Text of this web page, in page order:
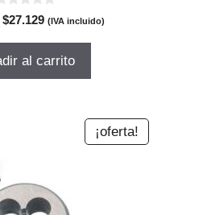
El
original
$27.129El
actual
(IVA incluido)
al carrito
¡oferta!